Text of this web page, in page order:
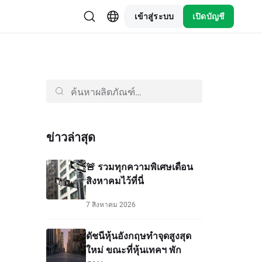
เข้าสู่ระบบ เปิดบัญชี
ข่าวล่าสุด
🚨 รวมทุกความพิเศษเดือน
สิงหาคมไว้ที่นี่
7 สิงหาคม 2026
ดัชนีหุ้นอังกฤษทำจุดสูงสุด
ใหม่ ขณะที่หุ้นเทคฯ พัก